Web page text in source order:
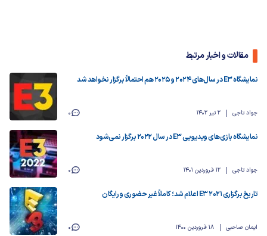
مقالات و اخبار مرتبط
نمایشگاه E3 در سال‌های 2024 و 2025 هم احتمالاً برگزار نخواهد شد
جواد تاجی 2 تیر 1402 0
نمایشگاه بازی‌های ویدیویی E3 در سال 2022 برگزار نمی‌‌شود
جواد تاجی 12 فروردین 1401 0
تاریخ برگزاری E3 2021 اعلام شد؛ کاملاً غیر حضوری و رایگان
ایمان صاحبی 18 فروردین 1400 0